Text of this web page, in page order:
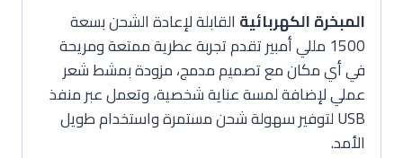
أمبير،
مزودة
بمشط
شعر
المبخرة الكهربائية القابلة لإعادة الشحن بسعة
1500 مللي أمبير تقدم تجربة عطرية ممتعة ومريحة
في أي مكان مع تصميم مدمج، مزودة بمشط شعر
عملي لإضافة لمسة عناية شخصية، وتعمل عبر منفذ
USB لتوفير سهولة شحن مستمرة واستخدام طويل
الأمد.